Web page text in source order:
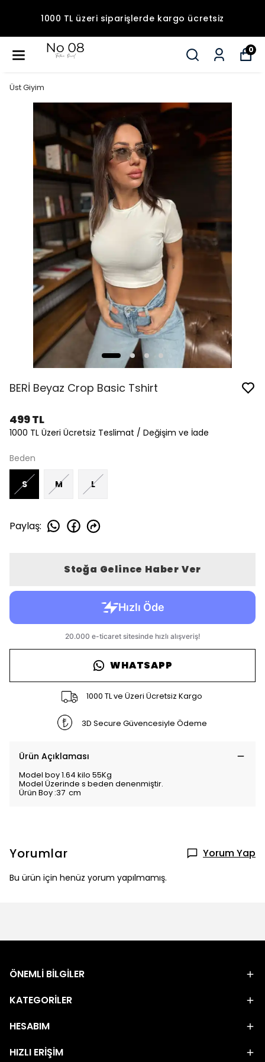
1000 TL üzeri siparişlerde kargo ücretsiz
0
Üst Giyim
BERİ Beyaz Crop Basic Tshirt
499 TL
1000 TL Üzeri Ücretsiz Teslimat / Değişim ve İade
Beden
S M L
Paylaş:
Stoğa Gelince Haber Ver
WHATSAPP
1000 TL ve Üzeri Ücretsiz Kargo
3D Secure Güvencesiyle Ödeme
Ürün Açıklaması
Model boy 1.64 kilo 55Kg
Model Üzerinde s beden denenmiştir.
Ürün Boy :37 cm
Yorumlar Yorum Yap
Bu ürün için henüz yorum yapılmamış.
ÖNEMLİ BİLGİLER
KATEGORİLER
HESABIM
HIZLI ERİŞİM